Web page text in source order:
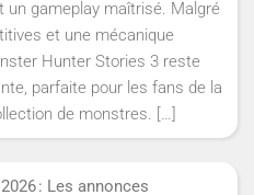
gameplay maîtrisé. Malgré
et une mécanique
Hunter Stories 3 reste
parfaite pour les fans de la
de monstres. […]
: Les annonces